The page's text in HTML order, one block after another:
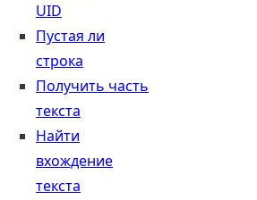
UID
Пустая ли
строка
Получить часть
текста
Найти
вхождение
текста